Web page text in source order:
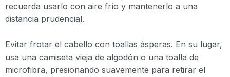
recuerda usarlo con aire frío y mantenerlo a una
distancia prudencial.
Evitar frotar el cabello con toallas ásperas. En su lugar,
usa una camiseta vieja de algodón o una toalla de
microfibra, presionando suavemente para retirar el